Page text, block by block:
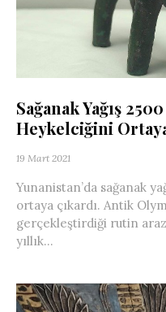
Sağanak Yağış
Heykelciğini
19 Mart 2021
Yunanistan’da sağanak
ortaya çıkardı. Antik
gerçekleştirdiği rutin
yıllık...